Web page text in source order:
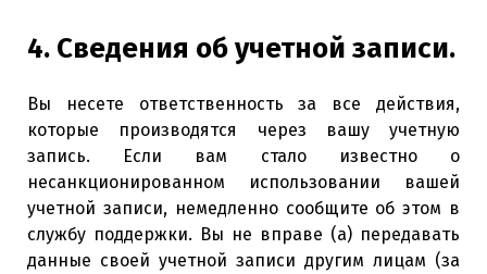
4. Сведения об учетной записи.
Вы несете ответственность за все действия,
которые производятся через вашу учетную
запись. Если вам стало известно о
несанкционированном использовании вашей
учетной записи, немедленно сообщите об этом в
службу поддержки. Вы не вправе (а) передавать
данные своей учетной записи другим лицам (за